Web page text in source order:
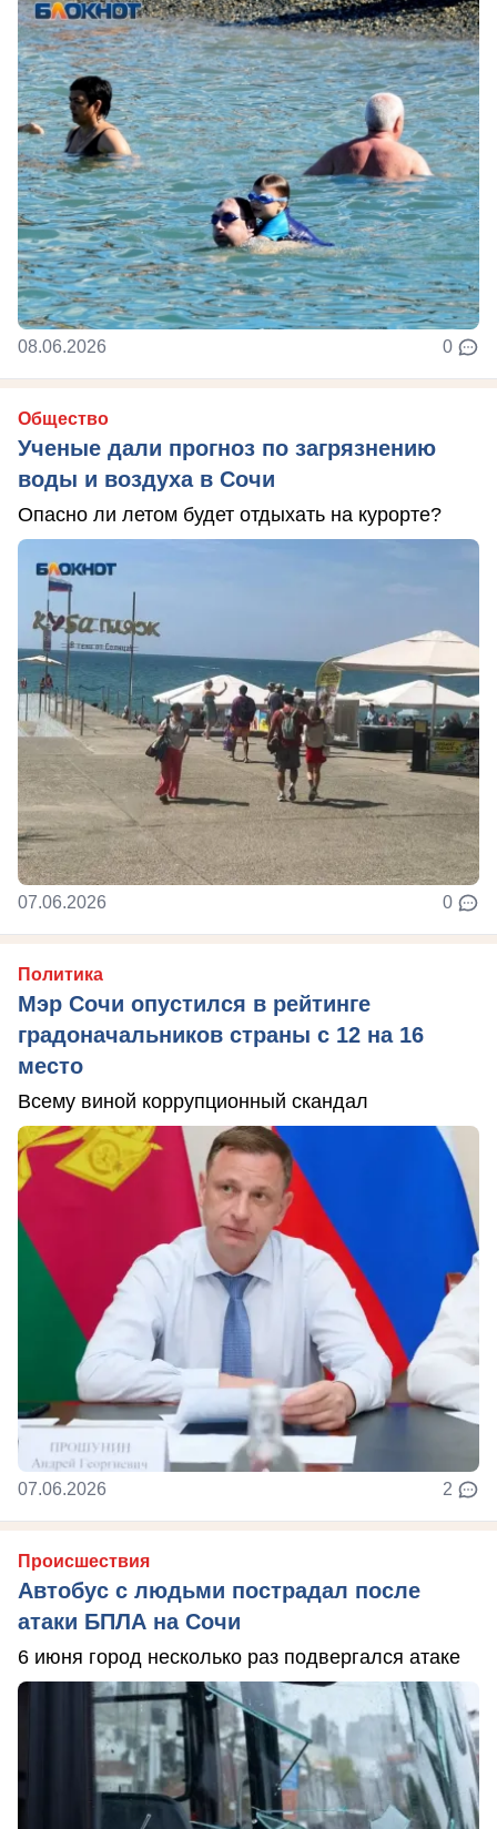
08.06.2026 0
Общество
Ученые дали прогноз по загрязнению
воды и воздуха в Сочи
Опасно ли летом будет отдыхать на курорте?
07.06.2026 0
Политика
Мэр Сочи опустился в рейтинге
градоначальников страны с 12 на 16
место
Всему виной коррупционный скандал
07.06.2026 2
Происшествия
Автобус с людьми пострадал после
атаки БПЛА на Сочи
6 июня город несколько раз подвергался атаке